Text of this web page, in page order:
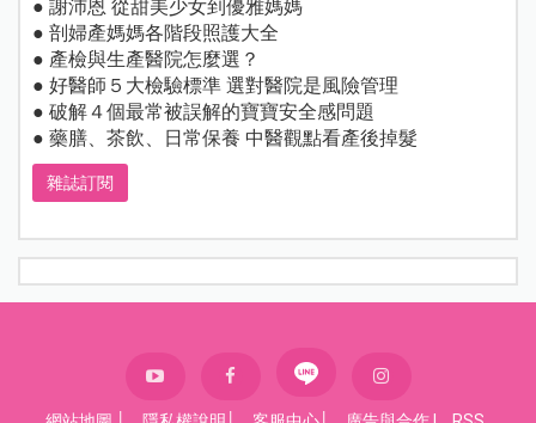
● 謝沛恩 從甜美少女到優雅媽媽
● 剖婦產媽媽各階段照護大全
● 產檢與生產醫院怎麼選？
● 好醫師５大檢驗標準 選對醫院是風險管理
● 破解４個最常被誤解的寶寶安全感問題
● 藥膳、茶飲、日常保養 中醫觀點看產後掉髮
雜誌訂閱